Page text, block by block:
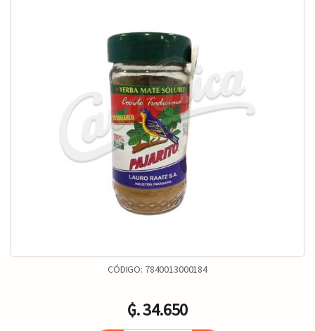
CÓDIGO: 7840013000184
₲. 34.650